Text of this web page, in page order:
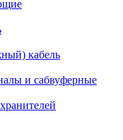
кабель
и сабвуферные